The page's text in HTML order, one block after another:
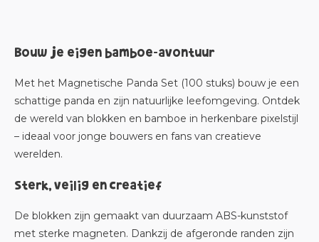
Bouw je eigen bamboe-avontuur
Met het Magnetische Panda Set (100 stuks) bouw je een
schattige panda en zijn natuurlijke leefomgeving. Ontdek
de wereld van blokken en bamboe in herkenbare pixelstijl
– ideaal voor jonge bouwers en fans van creatieve
werelden.
Sterk, veilig en creatief
De blokken zijn gemaakt van duurzaam ABS-kunststof
met sterke magneten. Dankzij de afgeronde randen zijn